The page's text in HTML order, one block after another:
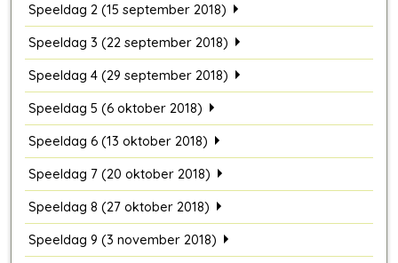
Speeldag 2 (15 september 2018)
Speeldag 3 (22 september 2018)
Speeldag 4 (29 september 2018)
Speeldag 5 (6 oktober 2018)
Speeldag 6 (13 oktober 2018)
Speeldag 7 (20 oktober 2018)
Speeldag 8 (27 oktober 2018)
Speeldag 9 (3 november 2018)